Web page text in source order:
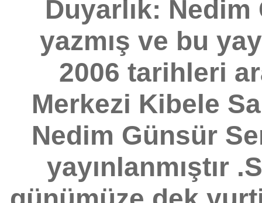
Duyarlık:
yazmış ve bu
2006 tarihleri
Merkezi Kibele
Nedim Günsür
yayınlanmıştır